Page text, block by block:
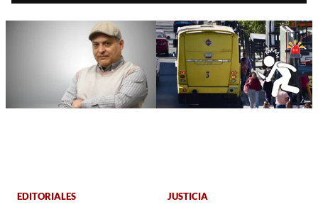
EDITORIALES JUSTICIA